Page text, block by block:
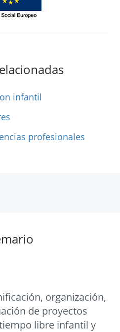
infantil
profesionales
organización,
de proyectos
libre infantil y